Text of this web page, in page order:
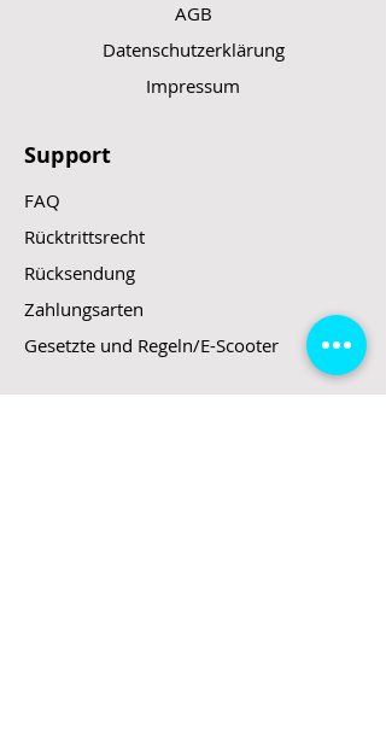
AGB
Datenschutzerklärung
Impressum
Support
FAQ
Rücktrittsrecht
Rücksendung
Zahlungsarten
Gesetzte und Regeln/E-Scooter